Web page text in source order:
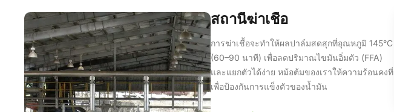
สถานีฆ่าเชื้อ
การฆ่าเชื้อจะทำให้ผลปาล์มสดสุกที่อุณหภูมิ 145°C
(60–90 นาที) เพื่อลดปริมาณไขมันอิ่มตัว (FFA)
และแยกตัวได้ง่าย หม้อต้มของเราให้ความร้อนคงที่
เพื่อป้องกันการแข็งตัวของน้ำมัน